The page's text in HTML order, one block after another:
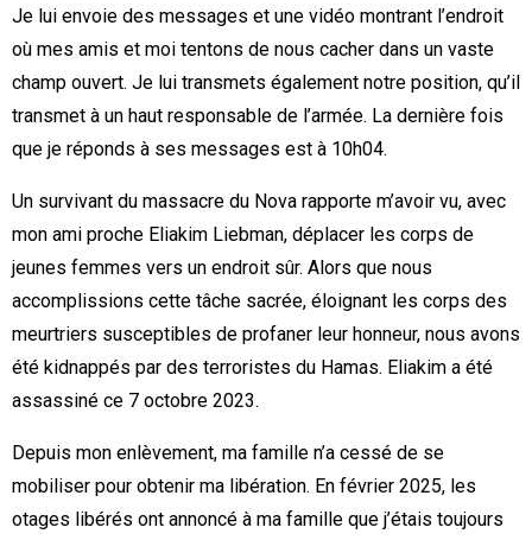
Je lui envoie des messages et une vidéo montrant l’endroit
où mes amis et moi tentons de nous cacher dans un vaste
champ ouvert. Je lui transmets également notre position, qu’il
transmet à un haut responsable de l’armée. La dernière fois
que je réponds à ses messages est à 10h04.
Un survivant du massacre du Nova rapporte m’avoir vu, avec
mon ami proche Eliakim Liebman, déplacer les corps de
jeunes femmes vers un endroit sûr. Alors que nous
accomplissions cette tâche sacrée, éloignant les corps des
meurtriers susceptibles de profaner leur honneur, nous avons
été kidnappés par des terroristes du Hamas. Eliakim a été
assassiné ce 7 octobre 2023.
Depuis mon enlèvement, ma famille n’a cessé de se
mobiliser pour obtenir ma libération. En février 2025, les
otages libérés ont annoncé à ma famille que j’étais toujours